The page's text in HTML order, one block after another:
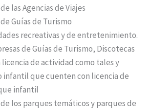
las Agencias de Viajes
Guías de Turismo
recreativas y de entretenimiento.
de Guías de Turismo, Discotecas
de actividad como tales y
infantil que cuenten con licencia de
infantil
los parques temáticos y parques de